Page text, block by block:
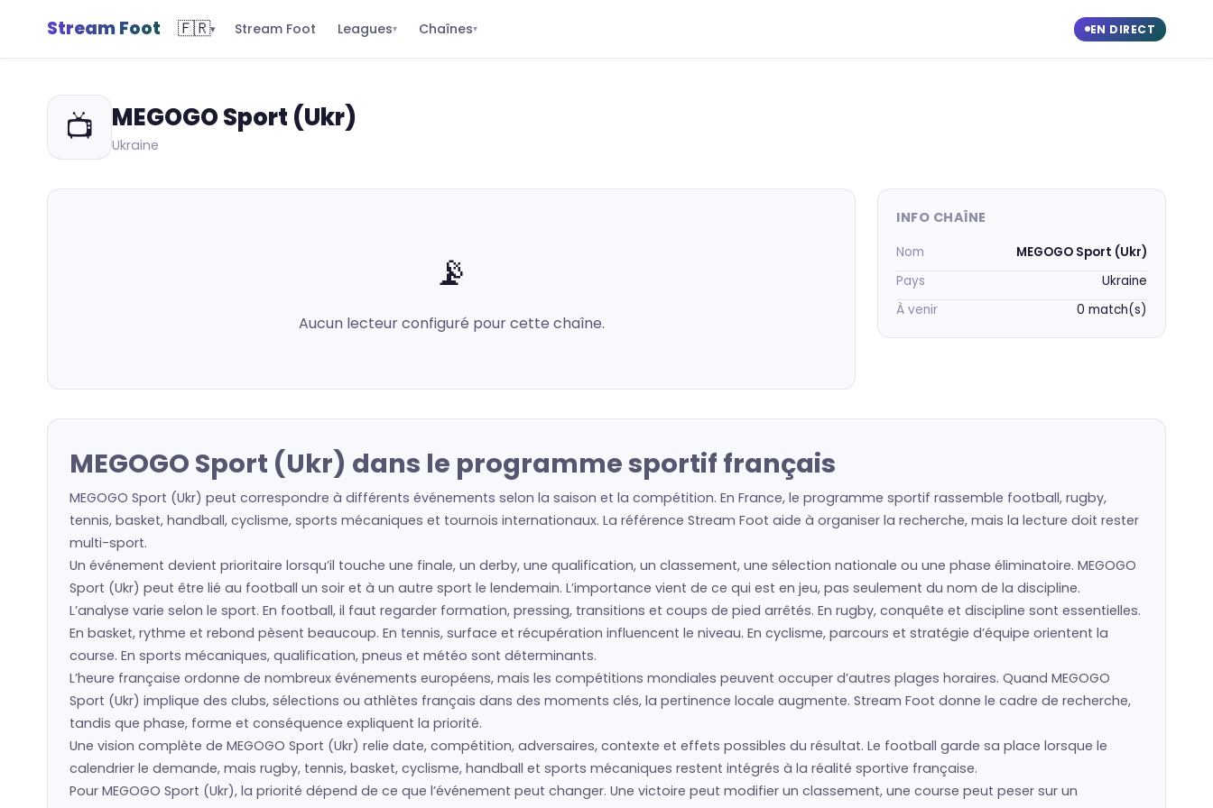
Stream Foot 🇫🇷▾ Stream Foot Leagues▾ Chaînes▾ EN DIRECT
📺 MEGOGO Sport (Ukr)
Ukraine
📡
Aucun lecteur configuré pour cette chaîne.
INFO CHAÎNE
Nom
MEGOGO Sport (Ukr)
Pays
Ukraine
À venir
0 match(s)
MEGOGO Sport (Ukr) dans le programme sportif français
MEGOGO Sport (Ukr) peut correspondre à différents événements selon la saison et la compétition. En France, le programme sportif rassemble football, rugby,
tennis, basket, handball, cyclisme, sports mécaniques et tournois internationaux. La référence Stream Foot aide à organiser la recherche, mais la lecture doit rester
multi-sport.
Un événement devient prioritaire lorsqu’il touche une finale, un derby, une qualification, un classement, une sélection nationale ou une phase éliminatoire. MEGOGO
Sport (Ukr) peut être lié au football un soir et à un autre sport le lendemain. L’importance vient de ce qui est en jeu, pas seulement du nom de la discipline.
L’analyse varie selon le sport. En football, il faut regarder formation, pressing, transitions et coups de pied arrêtés. En rugby, conquête et discipline sont essentielles.
En basket, rythme et rebond pèsent beaucoup. En tennis, surface et récupération influencent le niveau. En cyclisme, parcours et stratégie d’équipe orientent la
course. En sports mécaniques, qualification, pneus et météo sont déterminants.
L’heure française ordonne de nombreux événements européens, mais les compétitions mondiales peuvent occuper d’autres plages horaires. Quand MEGOGO
Sport (Ukr) implique des clubs, sélections ou athlètes français dans des moments clés, la pertinence locale augmente. Stream Foot donne le cadre de recherche,
tandis que phase, forme et conséquence expliquent la priorité.
Une vision complète de MEGOGO Sport (Ukr) relie date, compétition, adversaires, contexte et effets possibles du résultat. Le football garde sa place lorsque le
calendrier le demande, mais rugby, tennis, basket, cyclisme, handball et sports mécaniques restent intégrés à la réalité sportive française.
Pour MEGOGO Sport (Ukr), la priorité dépend de ce que l’événement peut changer. Une victoire peut modifier un classement, une course peut peser sur un